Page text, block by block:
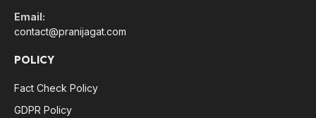
Email:
contact@pranijagat.com
POLICY
Fact Check Policy
GDPR Policy